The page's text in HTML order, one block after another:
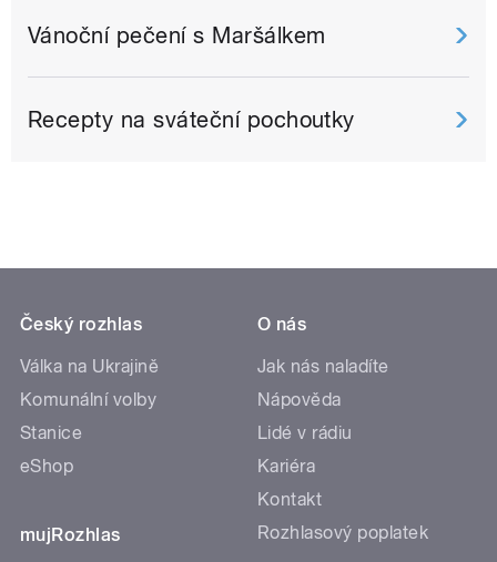
Vánoční pečení s Maršálkem
Recepty na sváteční pochoutky
Český rozhlas
Válka na Ukrajině
Komunální volby
Stanice
eShop
mujRozhlas
O nás
Jak nás naladíte
Nápověda
Lidé v rádiu
Kariéra
Kontakt
Rozhlasový poplatek